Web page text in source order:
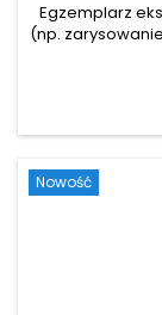
Egzemplarz
(np.
ale
pułapki lęku i
czasami, że
utrudnia
nieśmiałość
Nowość